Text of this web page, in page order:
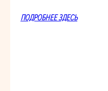
ПОДРОБНЕЕ ЗДЕСЬ